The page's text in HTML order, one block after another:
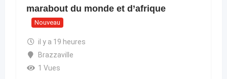
marabout du monde et d’afrique
Nouveau
il y a 19 heures
Brazzaville
1 Vues